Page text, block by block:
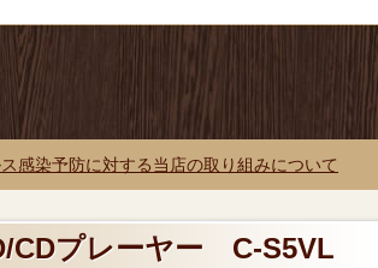
ス感染予防に対する当店の取り組みについて
CDプレーヤー C-S5VL